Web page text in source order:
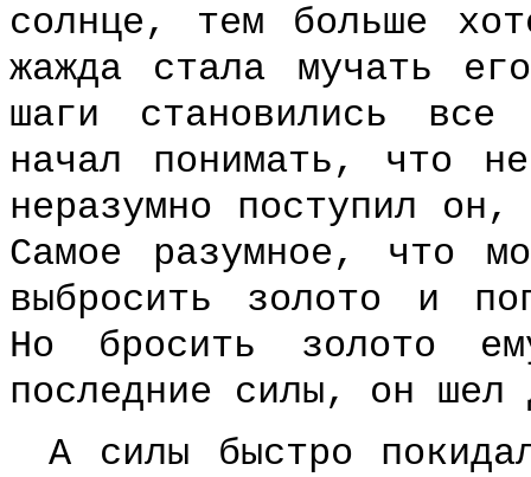
солнце, тем больше
жажда стала мучать
шаги становились
начал понимать, что
неразумно поступил
Самое разумное, что
выбросить золото и
Но бросить золото
последние силы, он шел
А силы быстро